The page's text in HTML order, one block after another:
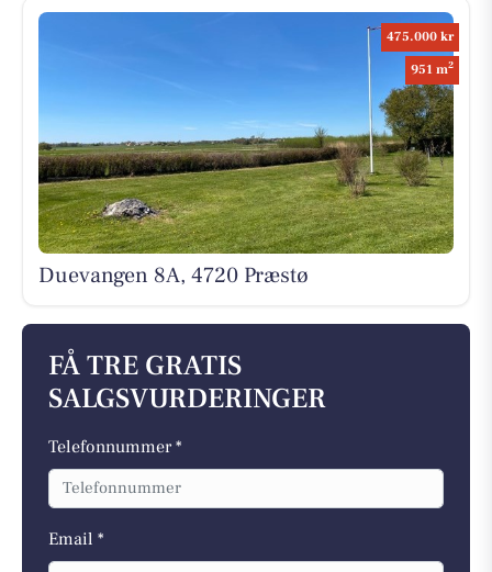
475.000 kr
951 m2
Duevangen 8A, 4720 Præstø
FÅ TRE GRATIS
SALGSVURDERINGER
Telefonnummer *
Email *